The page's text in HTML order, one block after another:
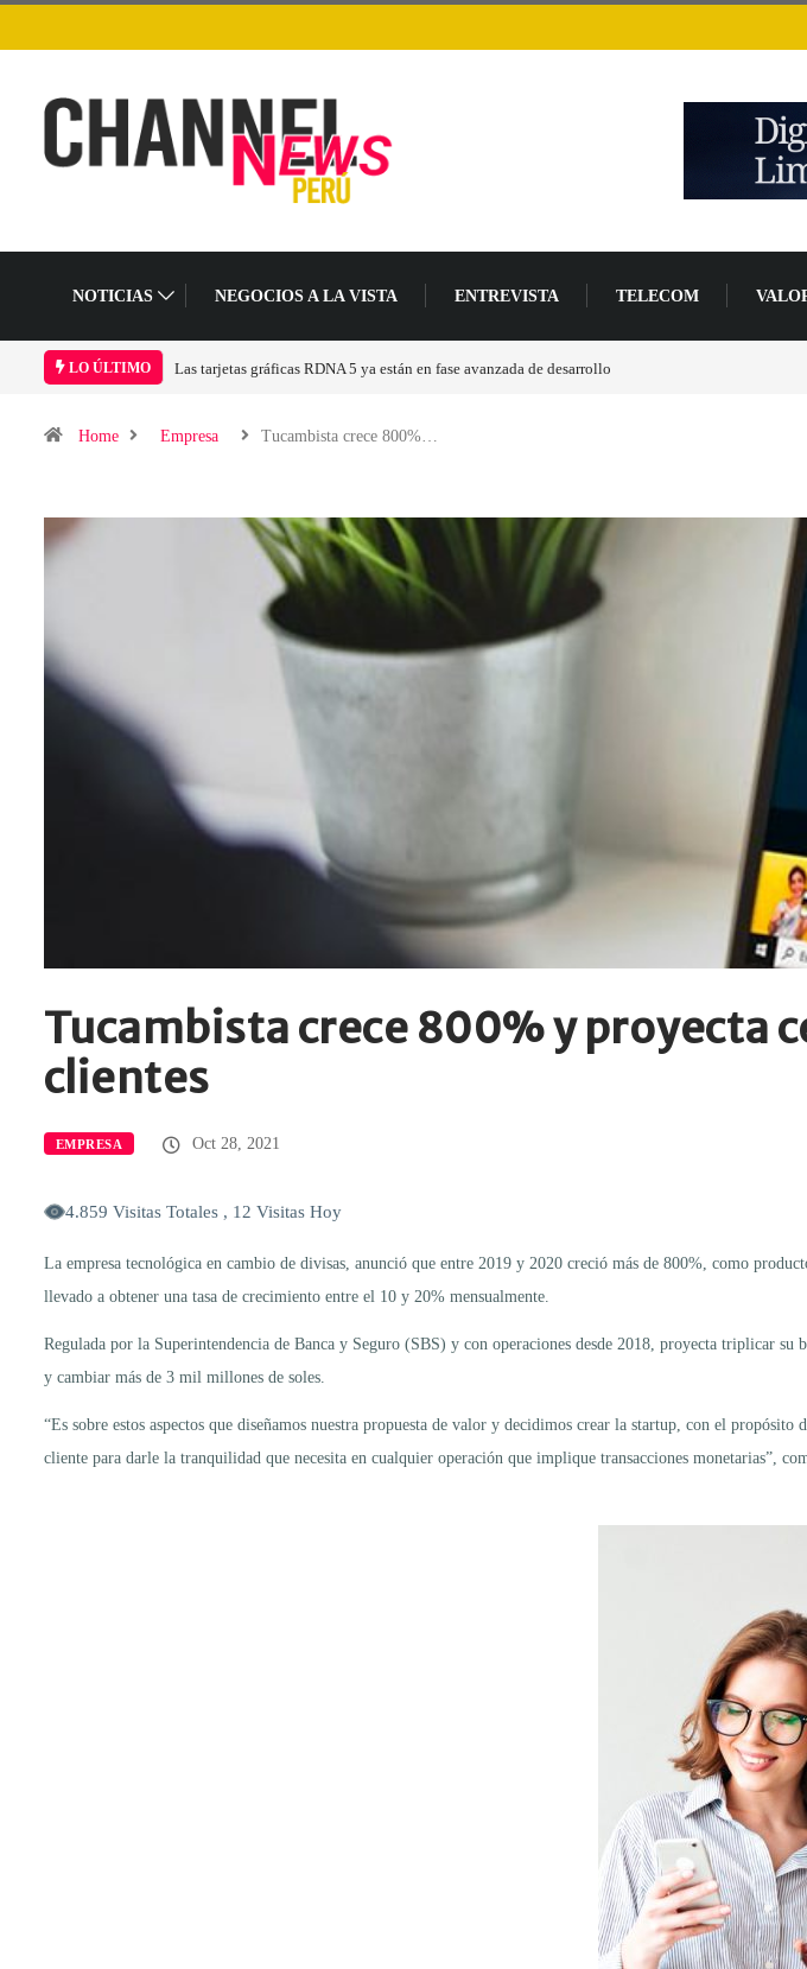
NOTICIAS NEGOCIOS A LA VISTA ENTREVISTA TELECOM
LO ÚLTIMO Continúan inversiones en computación cuántica
Home Empresa Tucambista crece 800%…
Tucambista crece 800% y proyecta
clientes
EMPRESA Oct 28, 2021
4.859 Visitas Totales , 12 Visitas Hoy
La empresa tecnológica en cambio de divisas, anunció que entre 2019 y 2020 creció más de 800%, como
llevado a obtener una tasa de crecimiento entre el 10 y 20% mensualmente.
Regulada por la Superintendencia de Banca y Seguro (SBS) y con operaciones desde 2018, proyecta triplicar
y cambiar más de 3 mil millones de soles.
“Es sobre estos aspectos que diseñamos nuestra propuesta de valor y decidimos crear la startup, con el
cliente para darle la tranquilidad que necesita en cualquier operación que implique transacciones monetarias”,